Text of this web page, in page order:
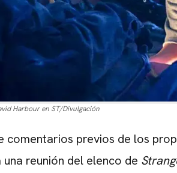
Harbour en ST/Divulgación
comentarios previos de los
reunión del elenco de